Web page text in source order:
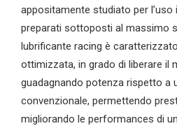
appositamente studiato per
preparati sottoposti al massimo
lubrificante racing è
ottimizzata, in grado di liberare il
guadagnando potenza rispetto a
convenzionale, permettendo
migliorando le performances di